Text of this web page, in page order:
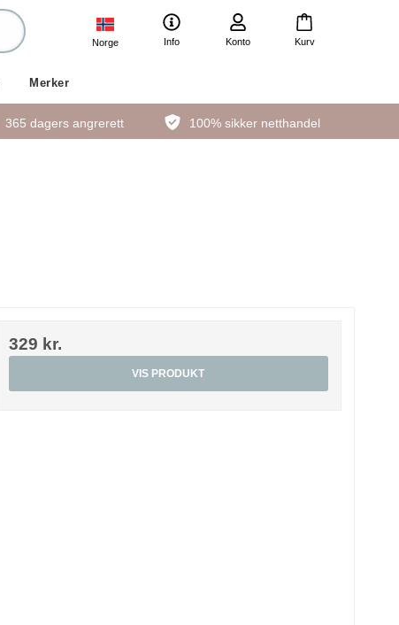
Norge Info Konto Kurv
Merker
365 dagers angrerett 100% sikker netthandel
329 kr.
VIS PRODUKT